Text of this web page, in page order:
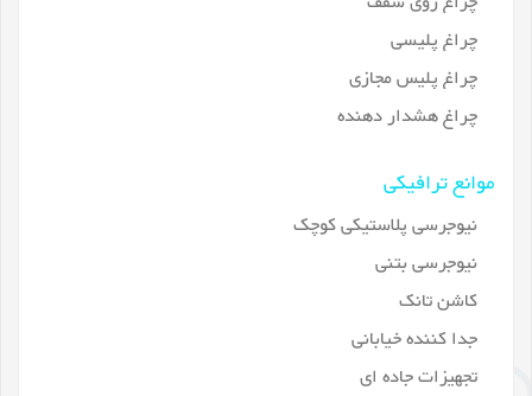
چراغ پلیسی
چراغ پلیس مجازی
چراغ هشدار دهنده
موانع ترافیکی
نیوجرسی پلاستیکی کوچک
نیوجرسی بتنی
کاشن تانک
جدا کننده خیابانی
تجهیزات جاده ای